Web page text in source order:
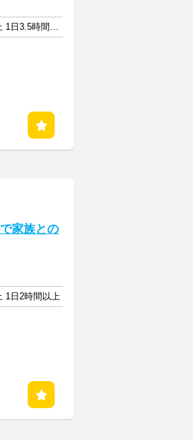
週5日以上 1日3.5時間以上
家族との
1日2時間以上